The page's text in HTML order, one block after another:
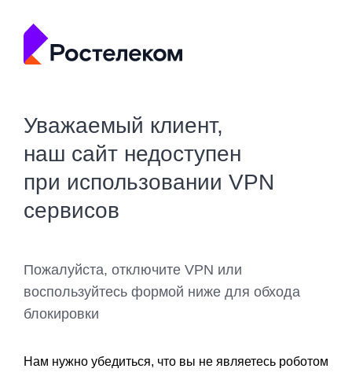
Уважаемый клиент,
наш сайт недоступен
при использовании VPN
сервисов
Пожалуйста, отключите VPN или
воспользуйтесь формой ниже для обхода
блокировки
Нам нужно убедиться, что вы не являетесь роботом